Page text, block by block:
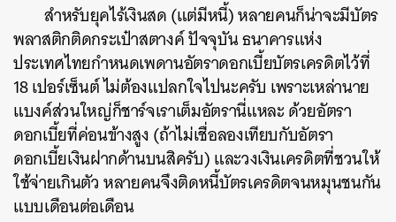
สำหรับยุคไร้เงินสด (แต่มีหนี้) หลายคนก็น่าจะมีบัตร
พลาสติกติดกระเป๋าสตางค์ ปัจจุบัน ธนาคารแห่ง
ประเทศไทยกำหนดเพดานอัตราดอกเบี้ยบัตรเครดิตไว้ที่
18 เปอร์เซ็นต์ ไม่ต้องแปลกใจไปนะครับ เพราะเหล่านาย
แบงค์ส่วนใหญ่ก็ชาร์จเราเต็มอัตรานี่แหละ ด้วยอัตรา
ดอกเบี้ยที่ค่อนข้างสูง (ถ้าไม่เชื่อลองเทียบกับอัตรา
ดอกเบี้ยเงินฝากด้านบนสิครับ) และวงเงินเครดิตที่ชวนให้
ใช้จ่ายเกินตัว หลายคนจึงติดหนี้บัตรเครดิตจนหมุนชนกัน
แบบเดือนต่อเดือน